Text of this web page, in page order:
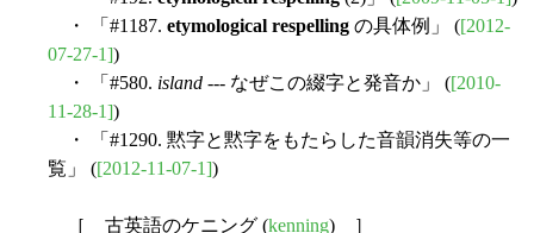
・ 「#1187. etymological respelling の具体例」 ([2012-
07-27-1])
・ 「#580. island --- なぜこの綴字と発音か」 ([2010-
11-28-1])
・ 「#1290. 黙字と黙字をもたらした音韻消失等の一
覧」 ([2012-11-07-1])
［ 古英語のケニング (kenning) ］